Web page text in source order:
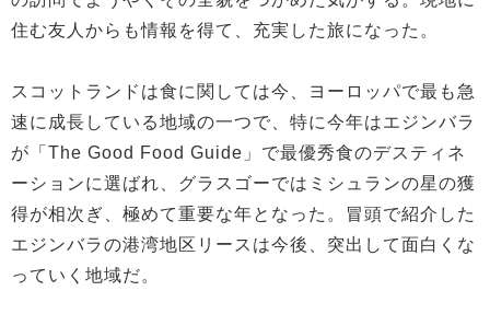
住む友人からも情報を得て、充実した旅になった。
スコットランドは食に関しては今、ヨーロッパで最も急
速に成長している地域の一つで、特に今年はエジンバラ
が「The Good Food Guide」で最優秀食のデスティネ
ーションに選ばれ、グラスゴーではミシュランの星の獲
得が相次ぎ、極めて重要な年となった。冒頭で紹介した
エジンバラの港湾地区リースは今後、突出して面白くな
っていく地域だ。